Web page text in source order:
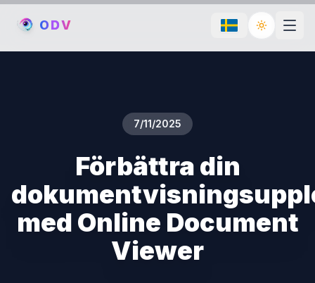
ODV Toggle
7/11/2025
Förbättra din
med Online Document
Viewer